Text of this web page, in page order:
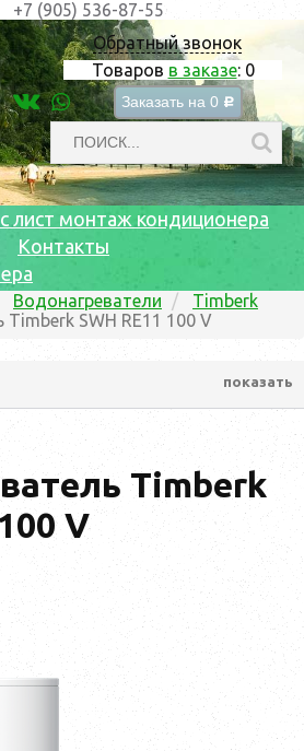
Обратный звонок
Товаров в заказе: 0
Заказать на 0 c
+7 (905) 536-87-55
лист монтаж кондиционера
Контакты
Водонагреватели
Timberk
SWH RE11 100 V
показать
Timberk
V